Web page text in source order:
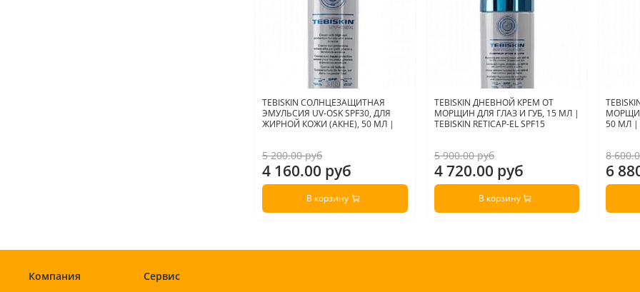
TEBISKIN СОЛНЦЕЗАЩИТНАЯ
ЭМУЛЬСИЯ UV-OSK SPF30, ДЛЯ
ЖИРНОЙ КОЖИ (АКНЕ), 50 МЛ |
5 200.00 руб
4 160.00 руб
В корзину
TEBISKIN ДНЕВНОЙ КРЕМ ОТ
МОРЩИН ДЛЯ ГЛАЗ И ГУБ, 15 МЛ |
TEBISKIN RETICAP-EL SPF15
5 900.00 руб
4 720.00 руб
В корзину
50 МЛ |
8
6
Компания Сервис